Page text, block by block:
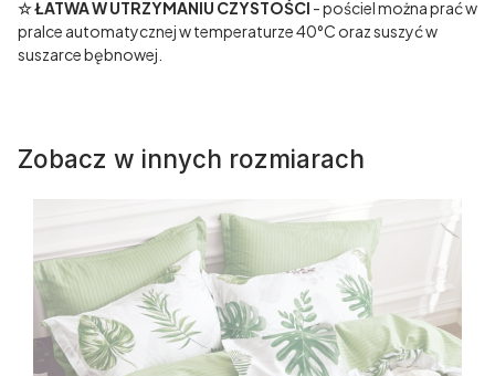
☆ŁATWA W UTRZYMANIU CZYSTOŚCI - pościel można prać w
pralce automatycznej w temperaturze 40°C oraz suszyć w
suszarce bębnowej.
Zobacz w innych rozmiarach